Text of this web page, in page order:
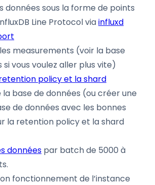
données sous la forme de points
Line Protocol viainfluxd
measurements (voir la base
si vous voulez aller plus vite)
policy et la shard
la base de données (ou créer une
de données avec les bonnes
la retention policy et la shard
données par batch de 5000 à
fonctionnement de l’instance